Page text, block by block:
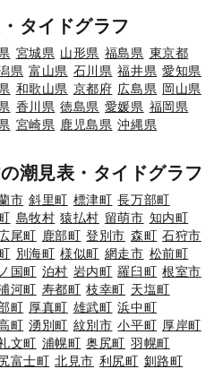
タイドグラフ
宮城県 山形県 福島県 東京都
県 富山県 石川県 福井県 愛知県
和歌山県 京都府 広島県 岡山県
香川県 徳島県 愛媛県 福岡県
宮崎県 鹿児島県 沖縄県
潮見表・タイドグラフ
市 斜里町 標津町 長万部町
島牧村 猿払村 留萌市 知内町
尾町 鹿部町 登別市 森町 石狩市
別海町 様似町 網走市 松前町
国町 泊村 岩内町 羅臼町 根室市
河町 寿都町 枝幸町 天塩町
町 厚真町 雄武町 浜中町
町 湧別町 紋別市 小平町 厚岸町
文町 浦幌町 奥尻町 羽幌町
富士町 北見市 利尻町 釧路町